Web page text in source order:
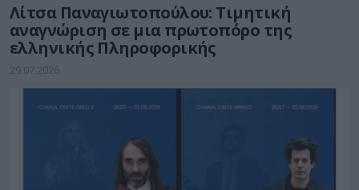
Λίτσα Παναγιωτοπούλου: Τιμητική
αναγνώριση σε μια πρωτοπόρο της
ελληνικής Πληροφορικής
29.07.2026